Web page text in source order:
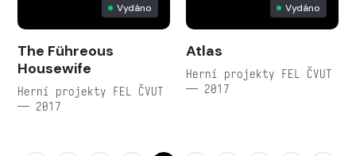
Vydáno
The Führeous
Housewife
Herní projekty FEL ČVUT
— 2017
Vydáno
Atlas
Herní projekty FEL ČVUT
— 2017